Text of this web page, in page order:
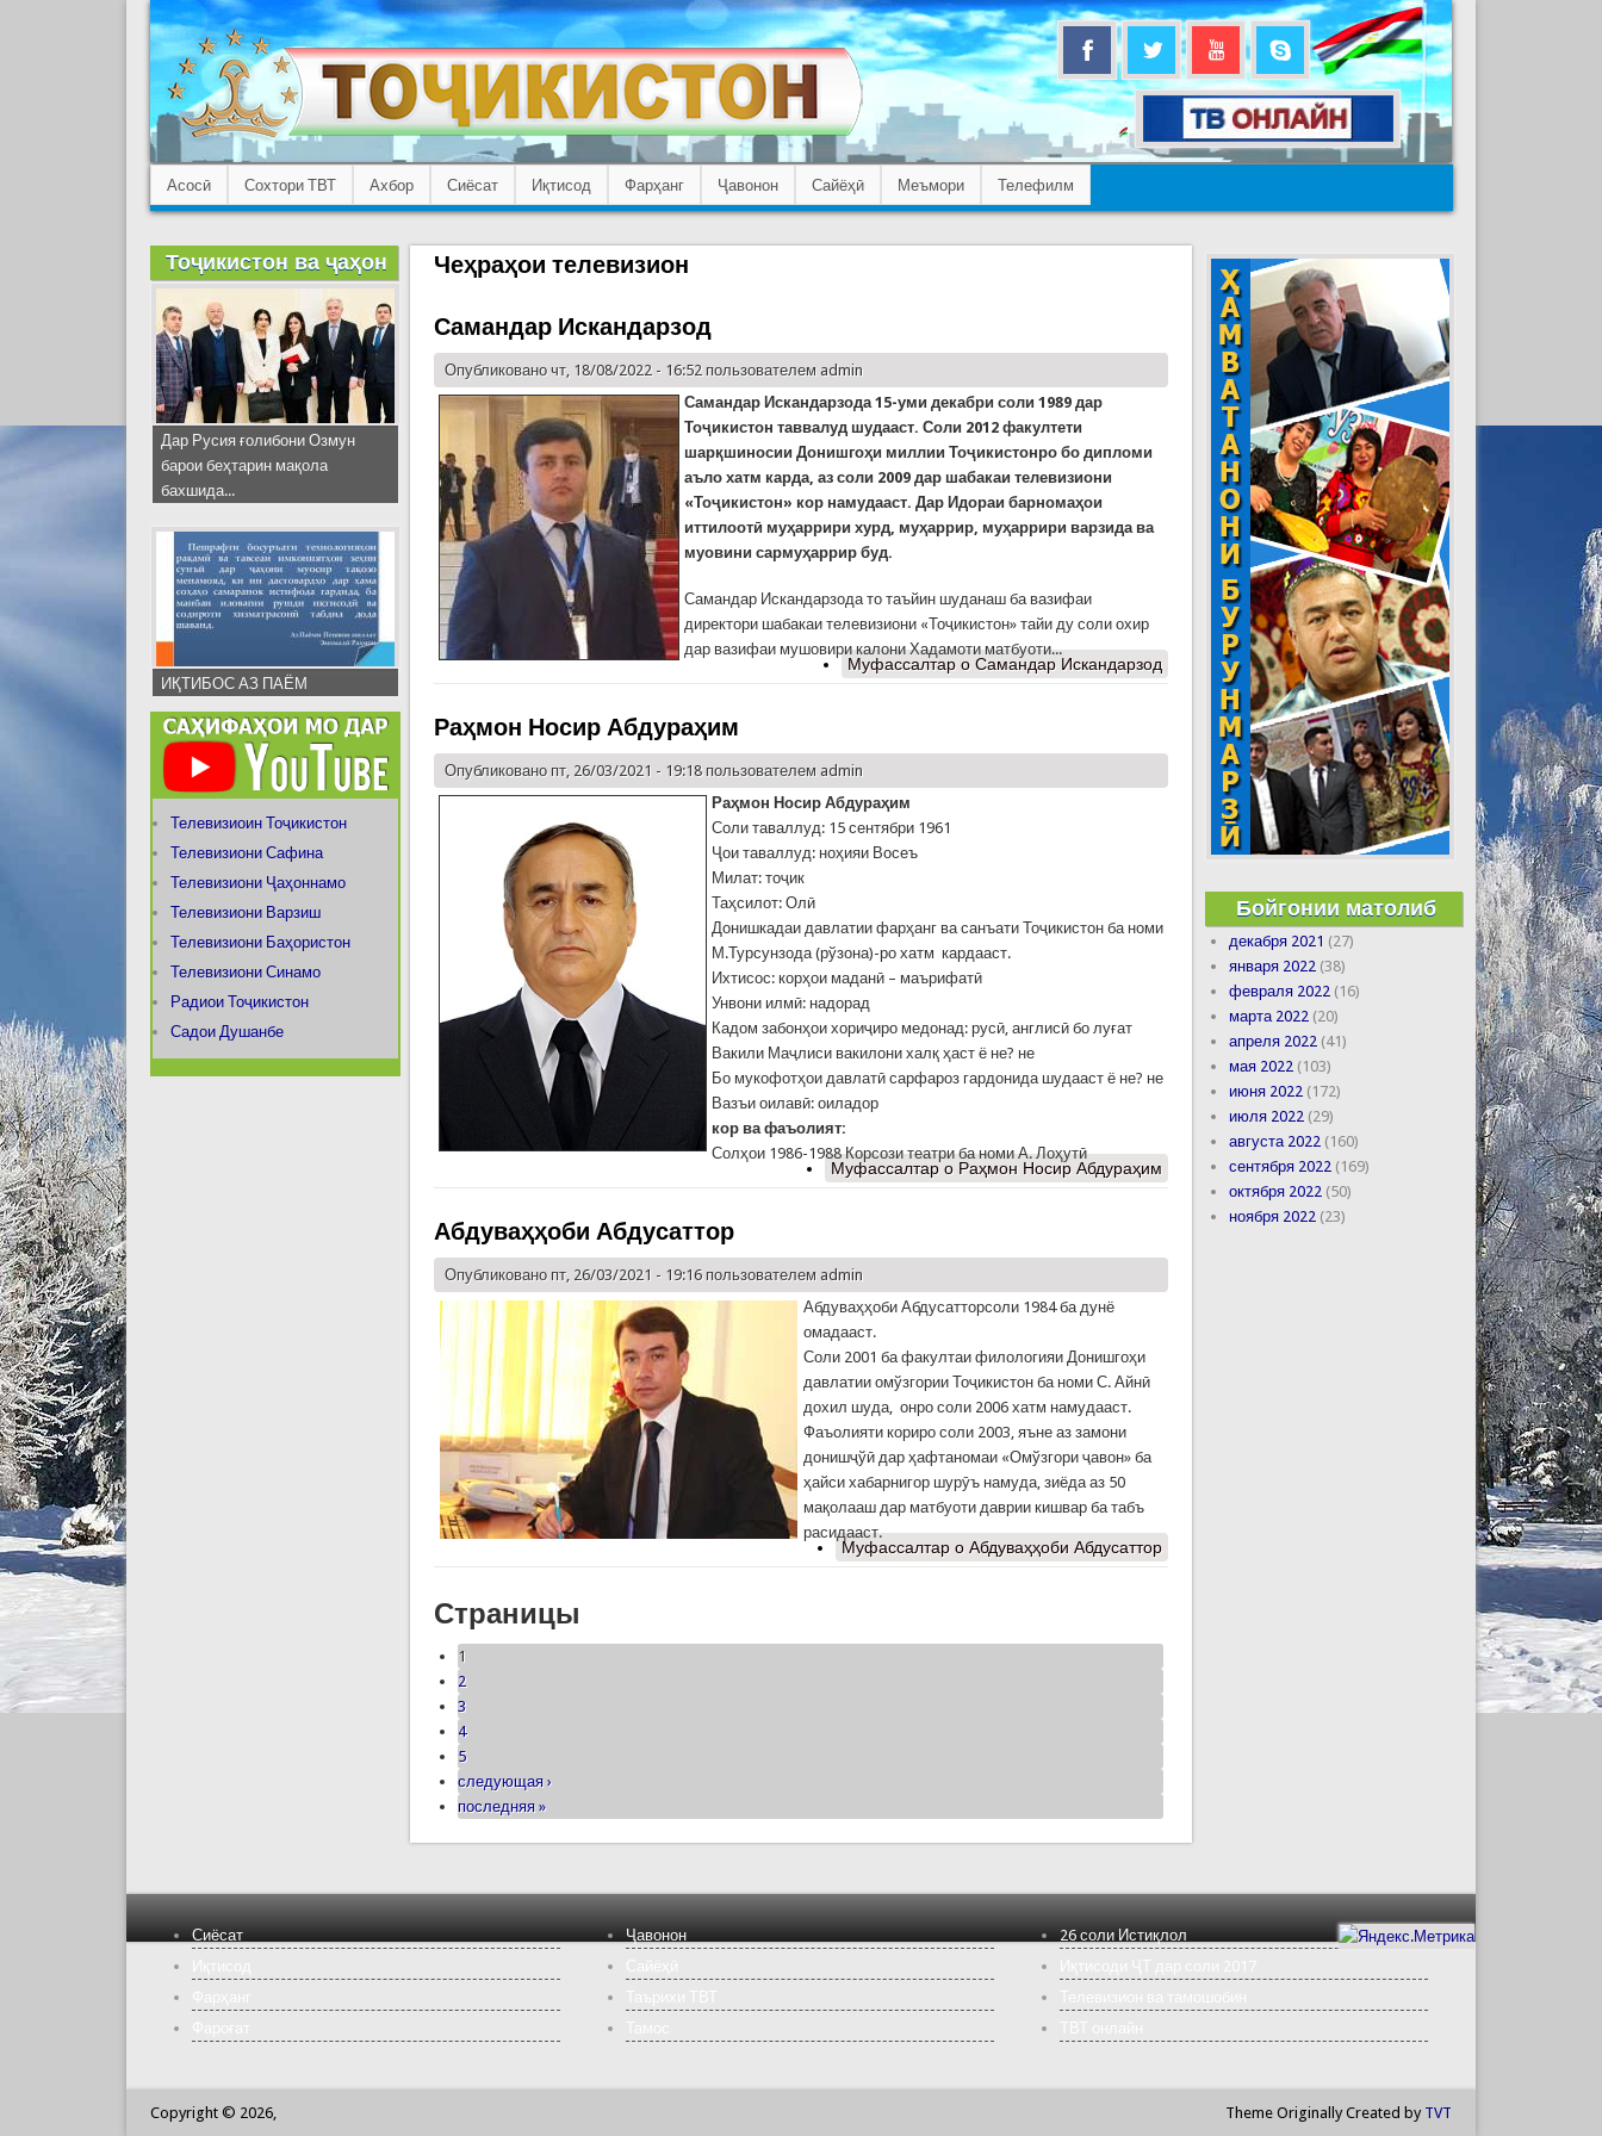
Асосӣ Сохтори ТВТ Ахбор Сиёсат Иқтисод Фарҳанг Ҷавонон Сайёҳӣ Меъмори Телефилм
Чеҳраҳои телевизион
Самандар Искандарзод
Опубликовано чт, 18/08/2022 - 16:52 пользователем admin
Самандар Искандарзода 15-уми декабри соли 1989 дар
Тоҷикистон таввалуд шудааст. Соли 2012 факултети
шарқшиносии Донишгоҳи миллии Тоҷикистонро бо дипломи
аъло хатм карда, аз соли 2009 дар шабакаи телевизиони
«Тоҷикистон» кор намудааст. Дар Идораи барномаҳои
иттилоотӣ муҳаррири хурд, муҳаррир, муҳаррири варзида ва
муовини сармуҳаррир буд.
Самандар Искандарзода то таъйин шуданаш ба вазифаи
директори шабакаи телевизиони «Тоҷикистон» тайи ду соли охир
дар вазифаи мушовири калони Хадамоти матбуоти...
Муфассалтаро Самандар Искандарзод
Раҳмон Носир Абдураҳим
Опубликовано пт, 26/03/2021 - 19:18 пользователем admin
Раҳмон Носир Абдураҳим
Соли таваллуд: 15 сентябри 1961
Ҷои таваллуд: ноҳияи Восеъ
Милат: тоҷик
Таҳсилот: Олӣ
Донишкадаи давлатии фарҳанг ва санъати Тоҷикистон ба номи
М.Турсунзода (рўзона)-ро хатм кардааст.
Ихтисос: корҳои маданӣ – маърифатӣ
Унвони илмӣ: надорад
Кадом забонҳои хориҷиро медонад: русӣ, англисӣ бо луғат
Вакили Маҷлиси вакилони халқ ҳаст ё не? не
Бо мукофотҳои давлатӣ сарфароз гардонида шудааст ё не? не
Вазъи оилавӣ: оиладор
кор ва фаъолият:
Солҳои 1986-1988 Корсози театри ба номи А. Лоҳутӣ
Муфассалтаро Раҳмон Носир Абдураҳим
Абдуваҳҳоби Абдусаттор
Опубликовано пт, 26/03/2021 - 19:16 пользователем admin
Абдуваҳҳоби Абдусатторсоли 1984 ба дунё
омадааст.
Соли 2001 ба факултаи филологияи Донишгоҳи
давлатии омўзгории Тоҷикистон ба номи С. Айнӣ
дохил шуда, онро соли 2006 хатм намудааст.
Фаъолияти кориро соли 2003, яъне аз замони
донишҷўӣ дар ҳафтаномаи «Омўзгори ҷавон» ба
ҳайси хабарнигор шурӯъ намуда, зиёда аз 50
мақолааш дар матбуоти даврии кишвар ба табъ
расидааст.
Муфассалтаро Абдуваҳҳоби Абдусаттор
Страницы
1
2
3
4
5
следующая ›
последняя »
Тоҷикистон ва ҷаҳон
Дар Русия ғолибони Озмун
барои беҳтарин мақола
бахшида...
ИҚТИБОС АЗ ПАЁМ
Телевизиоин Тоҷикистон
Телевизиони Сафина
Телевизиони Ҷаҳоннамо
Телевизиони Варзиш
Телевизиони Баҳористон
Телевизиони Синамо
Радиои Тоҷикистон
Садои Душанбе
Бойгонии матолиб
декабря 2021 (27)
января 2022 (38)
февраля 2022 (16)
марта 2022 (20)
апреля 2022 (41)
мая 2022 (103)
июня 2022 (172)
июля 2022 (29)
августа 2022 (160)
сентября 2022 (169)
октября 2022 (50)
ноября 2022 (23)
Сиёсат
Ҷавонон
26 соли Истиқлол
Copyright © 2026, Theme Originally Created by TVT